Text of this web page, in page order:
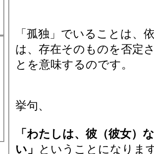
「孤独」でいることは、
は、存在そのものを否定
とを意味するのです。
挙句、
「わたしは、彼（彼女）
い」
ということになりま